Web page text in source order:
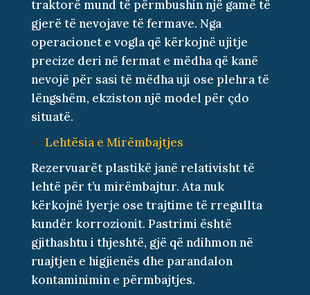
traktorë mund të përmbushin një gamë të
gjerë të nevojave të fermave. Nga
operacionet e vogla që kërkojnë ujitje
precize deri në fermat e mëdha që kanë
nevojë për sasi të mëdha uji ose plehra të
lëngshëm, ekziston një model për çdo
situatë.
Lehtësia e Mirëmbajtjes
Rezervuarët plastikë janë relativisht të
lehtë për t’u mirëmbajtur. Ata nuk
kërkojnë lyerje ose trajtime të rregullta
kundër korrozionit. Pastrimi është
gjithashtu i thjeshtë, gjë që ndihmon në
ruajtjen e higjienës dhe parandalon
kontaminimin e përmbajtjes.